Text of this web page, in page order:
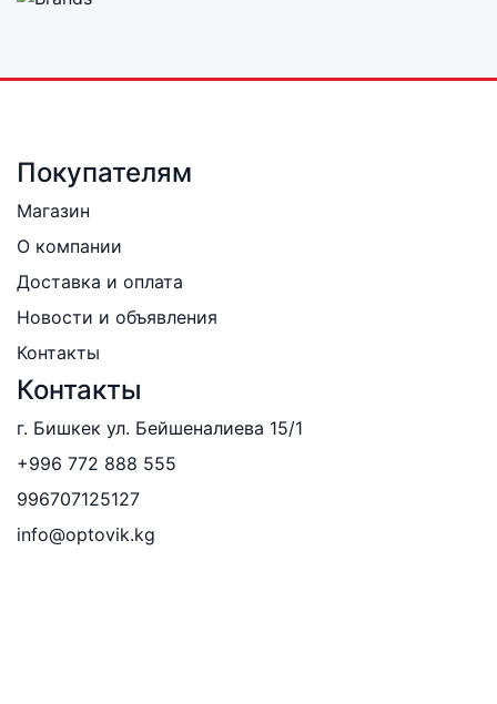
Покупателям
Магазин
О компании
Доставка и оплата
Новости и объявления
Контакты
Контакты
г. Бишкек ул. Бейшеналиева 15/1
+996 772 888 555
996707125127
info@optovik.kg